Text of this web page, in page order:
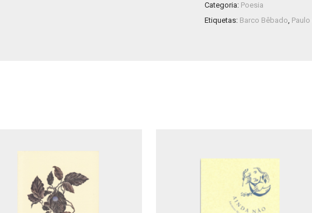
Categoria: Poesia
Etiquetas: Barco Bêbado,